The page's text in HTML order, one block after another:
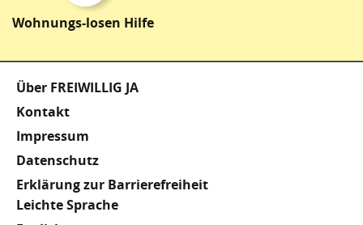
Wohnungs-losen Hilfe
Fußzeile
Über FREIWILLIG JA
Kontakt
Impressum
Datenschutz
Erklärung zur Barrierefreiheit
Meta
Leichte Sprache